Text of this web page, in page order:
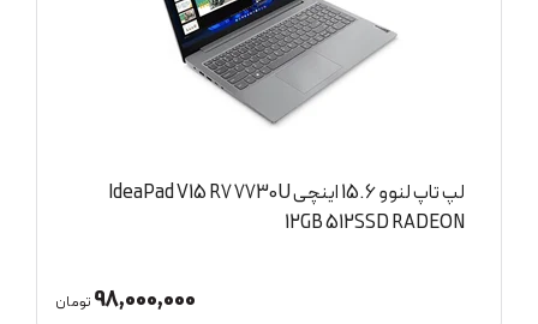
لپ تاپ لنوو 15.6 اینچی IdeaPad V15 R7 7730U
12GB 512SSD RADEON
98,000,000 تومان